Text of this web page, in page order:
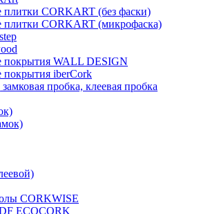
CORKART (без фаски)
плитки CORKART (микрофаска)
покрытия WALL DESIGN
покрытия iberCork
пробка, клеевая пробка
CORKWISE
ECOCORK